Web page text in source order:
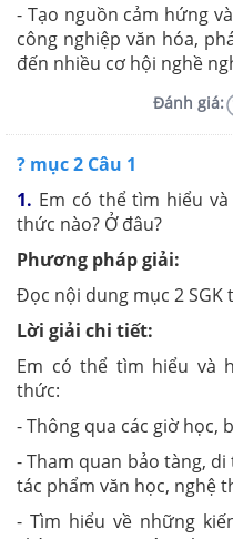
- Tạo nguồn cảm hứng
công nghiệp văn hóa,
đến nhiều cơ hội nghề
Đánh giá:
? mục 2 Câu 1
1. Em có thể tìm hiểu
thức nào? Ở đâu?
Phương pháp giải:
Đọc nội dung mục 2 SGK
Lời giải chi tiết:
Em có thể tìm hiểu và
thức:
- Thông qua các giờ học,
- Tham quan bảo tàng,
tác phẩm văn học, nghệ
- Tìm hiểu về những